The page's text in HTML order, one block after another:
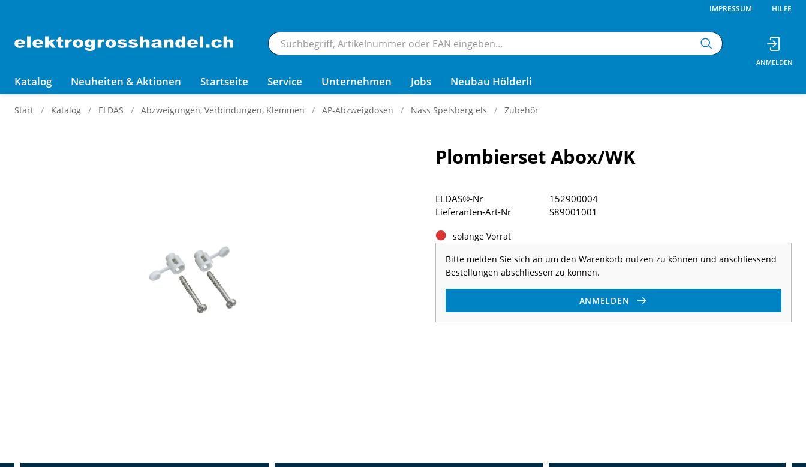
IMPRESSUM HILFE
Katalog Neuheiten & Aktionen Startseite Service Unternehmen Jobs Neubau Hölderli
Start Katalog ELDAS Abzweigungen, Verbindungen, Klemmen AP-Abzweigdosen Nass Spelsberg els Zubehör
Plombierset Abox/WK
solange Vorrat
Bitte melden Sie sich an um den Warenkorb nutzen zu können und anschliessend
Bestellungen abschliessen zu können.
ANMELDEN
ELDAS®-Nr
152900004
Lieferanten-Art-Nr
S89001001